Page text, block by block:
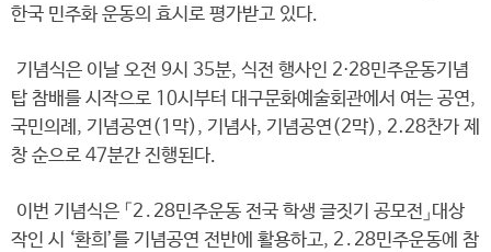
한국 민주화 운동의 효시로 평가받고 있다.
기념식은 이날 오전 9시 35분, 식전 행사인 2⋅28민주운동기념
탑 참배를 시작으로 10시부터 대구문화예술회관에서 여는 공연,
국민의례, 기념공연(1막), 기념사, 기념공연(2막), 2․28찬가 제
창 순으로 47분간 진행된다.
이번 기념식은 「2․28민주운동 전국 학생 글짓기 공모전」대상
작인 시 ‘환희’를 기념공연 전반에 활용하고, 2․28민주운동에 참